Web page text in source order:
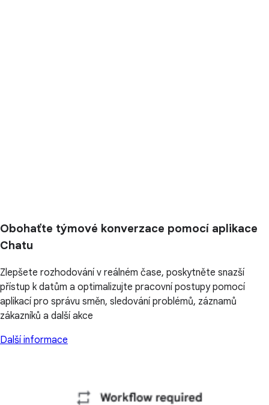
Obohaťte týmové konverzace pomocí aplikace
Chatu
Zlepšete rozhodování v reálném čase, poskytněte snazší
přístup k datům a optimalizujte pracovní postupy pomocí
aplikací pro správu směn, sledování problémů, záznamů
zákazníků a další akce
Další informace